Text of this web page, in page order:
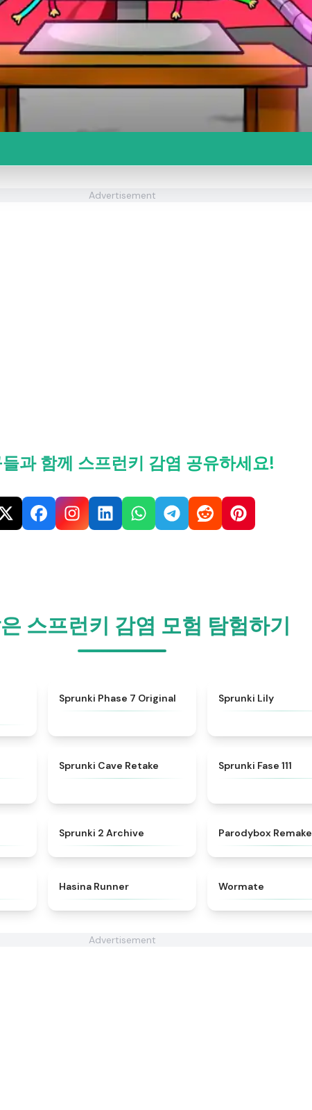
Advertisement
과 함께 스프런키 감염 공유하세요!
스프런키 감염 모험 탐험하기
★
Sprunki Phase 7 Original Sprunki Lily
Sprunki Cave Retake Sprunki Fase 111
Sprunki 2 Archive Parodybox Remake
Hasina Runner Wormate
Advertisement